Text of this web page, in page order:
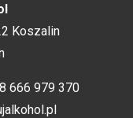
Koszalin
666 979 370